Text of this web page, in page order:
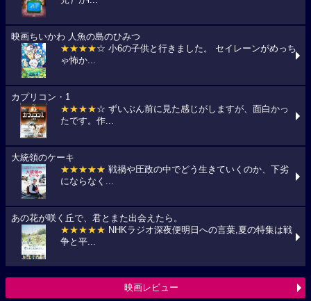
映画ちいかわ 人魚の島のひみつ
★★★★☆ 小6の子供と行きました。 セイレーンがめっち
ゃ怖か...
カプリコン・1
★★★★☆ ずいぶん前に見た感じがしますが、面白かっ
たです。作...
大統領のケーキ
★★★★★ 戦禍や圧政の中でどう生きていくのか、下劣
にならなく...
あの花が咲く丘で、君とまた出会えたら。
★★★★★ NHKラジオ深夜便明日への言葉,夏の特集は戦
争と平...
映画レビュー